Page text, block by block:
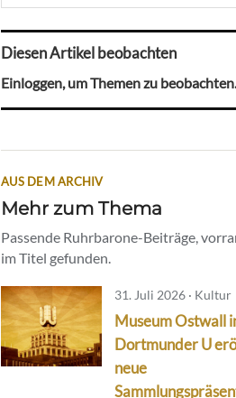
Diesen Artikel beobachten
Einloggen, um Themen zu
AUS DEM ARCHIV
Mehr zum Thema
Passende Ruhrbarone-Beiträge,
im Titel gefunden.
31. Juli 2026 · Kultur
Museum Ostwall
Dortmunder U
neue